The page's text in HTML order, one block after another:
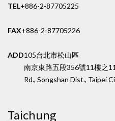
TEL+886-2-87705225
FAX+886-2-87705226
ADD105台北市松山區
南京東路五段356號11樓之1
Rd., Songshan Dist., Taipei
Taichung